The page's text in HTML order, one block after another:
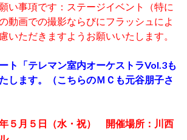
い事項です：ステージイベント（特に
動画での撮影ならびにフラッシュによ
いただきますようお願いいたします。
ト「テレマン室内オーケストラVol.3も
します。（こちらのＭＣも元谷朋子さ
５月５日（水・祝） 開催場所：川西